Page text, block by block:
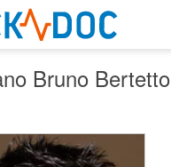
Bruno Bertetto